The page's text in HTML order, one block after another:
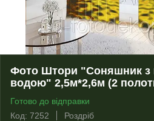
Фото Штори "Соняшник з
водою" 2,5м*2,6м (2
Готово до відправки
Код: 7252
Роздріб